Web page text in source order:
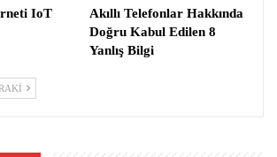
IoT
Akıllı Telefonlar Hakkında
Doğru Kabul Edilen 8
Yanlış Bilgi